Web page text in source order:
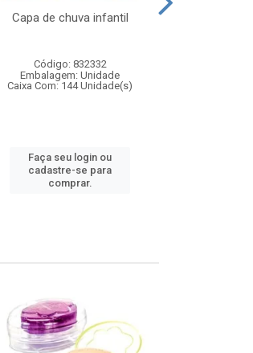
Capa de chuva infantil
Código: 832332
Embalagem: Unidade
Caixa Com: 144 Unidade(s)
Faça seu login ou
cadastre-se para
comprar.